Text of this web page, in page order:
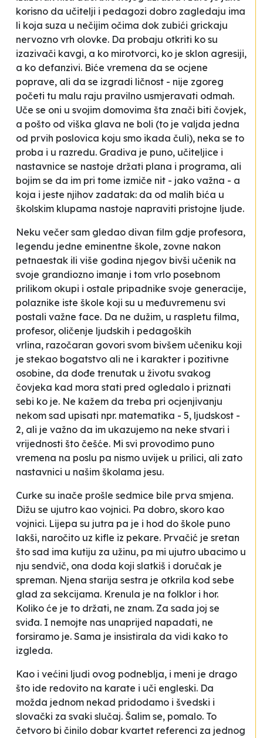
korisno da učitelji i pedagozi dobro zagledaju ima
li koja suza u nečijim očima dok zubići grickaju
nervozno vrh olovke. Da probaju otkriti ko su
izazivači kavgi, a ko mirotvorci, ko je sklon agresiji,
a ko defanzivi. Biće vremena da se ocjene
poprave, ali da se izgradi ličnost - nije zgoreg
početi tu malu raju pravilno usmjeravati odmah.
Uče se oni u svojim domovima šta znači biti čovjek,
a pošto od viška glava ne boli (to je valjda jedna
od prvih poslovica koju smo ikada čuli), neka se to
proba i u razredu. Gradiva je puno, učiteljice i
nastavnice se nastoje držati plana i programa, ali
bojim se da im pri tome izmiče nit - jako važna - a
koja i jeste njihov zadatak: da od malih bića u
školskim klupama nastoje napraviti pristojne ljude.
Neku večer sam gledao divan film gdje profesora,
legendu jedne eminentne škole, zovne nakon
petnaestak ili više godina njegov bivši učenik na
svoje grandiozno imanje i tom vrlo posebnom
prilikom okupi i ostale pripadnike svoje generacije,
polaznike iste škole koji su u međuvremenu svi
postali važne face. Da ne dužim, u raspletu filma,
profesor, oličenje ljudskih i pedagoških
vrlina, razočaran govori svom bivšem učeniku koji
je stekao bogatstvo ali ne i karakter i pozitivne
osobine, da dođe trenutak u životu svakog
čovjeka kad mora stati pred ogledalo i priznati
sebi ko je. Ne kažem da treba pri ocjenjivanju
nekom sad upisati npr. matematika - 5, ljudskost -
2, ali je važno da im ukazujemo na neke stvari i
vrijednosti što češće. Mi svi provodimo puno
vremena na poslu pa nismo uvijek u prilici, ali zato
nastavnici u našim školama jesu.
Curke su inače prošle sedmice bile prva smjena.
Dižu se ujutro kao vojnici. Pa dobro, skoro kao
vojnici. Lijepa su jutra pa je i hod do škole puno
lakši, naročito uz kifle iz pekare. Prvačić je sretan
što sad ima kutiju za užinu, pa mi ujutro ubacimo u
nju sendvič, ona doda koji slatkiš i doručak je
spreman. Njena starija sestra je otkrila kod sebe
glad za sekcijama. Krenula je na folklor i hor.
Koliko će je to držati, ne znam. Za sada joj se
sviđa. I nemojte nas unaprijed napadati, ne
forsiramo je. Sama je insistirala da vidi kako to
izgleda.
Kao i većini ljudi ovog podneblja, i meni je drago
što ide redovito na karate i uči engleski. Da
možda jednom nekad pridodamo i švedski i
slovački za svaki slučaj. Šalim se, pomalo. To
četvoro bi činilo dobar kvartet referenci za jednog